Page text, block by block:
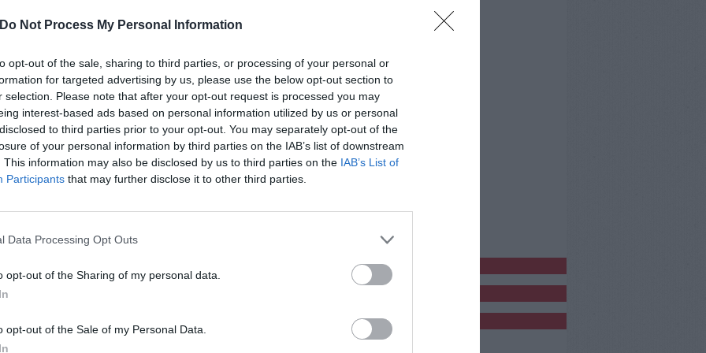
Do Not Process My Personal Information
opt-out of the sale, sharing to third parties, or processing of your personal or
for targeted advertising by us, please use the below opt-out section to
selection. Please note that after your opt-out request is processed you may
interest-based ads based on personal information utilized by us or personal
to third parties prior to your opt-out. You may separately opt-out of the
of your personal information by third parties on the IAB’s list of downstream
This information may also be disclosed by us to third parties on the IAB’s List of
Participants that may further disclose it to other third parties.
Data Processing Opt Outs
opt-out of the Sharing of my personal data.
opt-out of the Sale of my Personal Data.
alternati attività laboratoriali, presentazioni
e premiazioni, creando occasioni
visioni e idee innovative.
un’importante opportunità per riflettere sul
di crescita, partecipazione e sviluppo
tra nuove generazioni e mondo delle
hanno accompagnato tutti i momenti
volontà condivisa di costruire nuove
creatività e impegno collettivo.
consapevolezza che il futuro dei territori passa
i talenti e trasformare le idee in
molto che va avanti ormai da due anni e
con i ragazzi di JEVIS
pubblicitàCl
pubblicità